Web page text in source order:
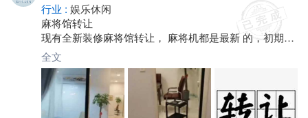
行业 : 娱乐休闲
麻将馆转让
现有全新装修麻将馆转让， 麻将机都是最新 的，初期经
营，因要生宝宝没有精力现急转 ，价格优惠，有意者联
系。
全文